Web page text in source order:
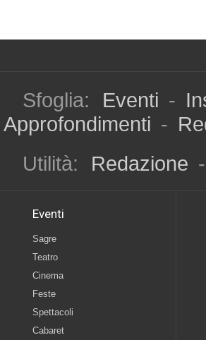
Sfoglia: Eventi -
Approfondimenti -
Utilità:
Redazione -
Eventi
Sagre
Teatro
Cinema
Feste
Spettacoli
Cabaret